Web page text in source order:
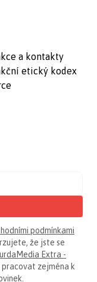
a kontakty
etický kodex
podmínkami
že jste se
Extra -
pracovat zejména k